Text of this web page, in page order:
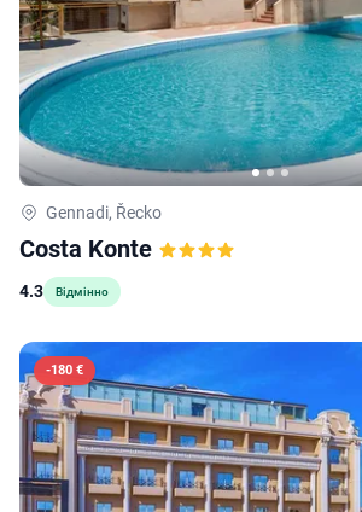
Gennadi, Řecko
Costa Konte
4.3 Відмінно
-180 €